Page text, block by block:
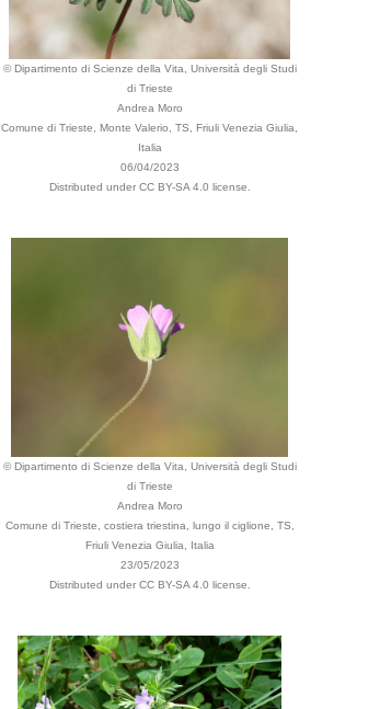
© Dipartimento di Scienze della Vita, Università degli Studi
di Trieste
Andrea Moro
Comune di Trieste, Monte Valerio, TS, Friuli Venezia Giulia,
Italia
06/04/2023
Distributed under CC BY-SA 4.0 license.
© Dipartimento di Scienze della Vita, Università degli Studi
di Trieste
Andrea Moro
Comune di Trieste, costiera triestina, lungo il ciglione, TS,
Friuli Venezia Giulia, Italia
23/05/2023
Distributed under CC BY-SA 4.0 license.